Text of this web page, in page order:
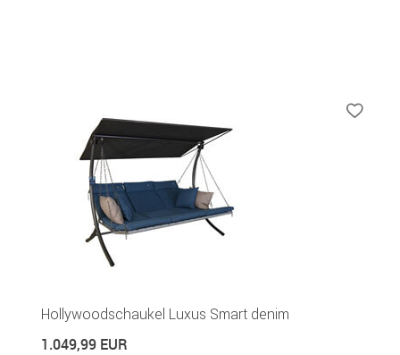
Hollywoodschaukel Luxus Smart denim
1.049,99 EUR